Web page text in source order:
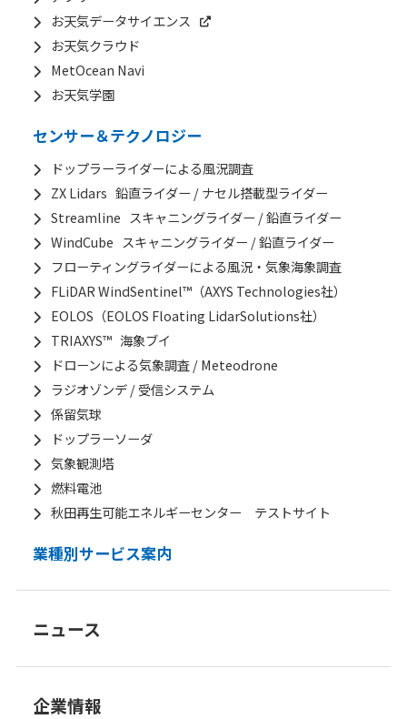
お天気データサイエンス
お天気クラウド
MetOcean Navi
お天気学園
センサー＆テクノロジー
ドップラーライダーによる風況調査
ZX Lidars 鉛直ライダー / ナセル搭載型ライダー
Streamline スキャニングライダー / 鉛直ライダー
WindCube スキャニングライダー / 鉛直ライダー
フローティングライダーによる風況・気象海象調査
FLiDAR WindSentinel™（AXYS Technologies社）
EOLOS（EOLOS Floating LidarSolutions社）
TRIAXYS™ 海象ブイ
ドローンによる気象調査 / Meteodrone
ラジオゾンデ / 受信システム
係留気球
ドップラーソーダ
気象観測塔
燃料電池
秋田再生可能エネルギーセンター テストサイト
業種別サービス案内
ニュース
企業情報